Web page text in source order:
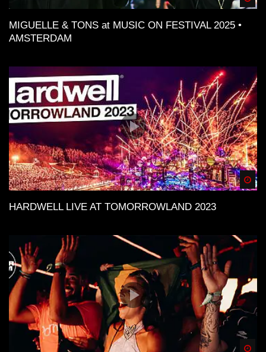
MIGUELLE & TONS at MUSIC ON FESTIVAL 2025 •
AMSTERDAM
HARDWELL LIVE AT TOMORROWLAND 2023